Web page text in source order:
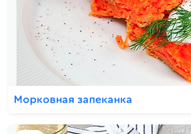
Морковная запеканка